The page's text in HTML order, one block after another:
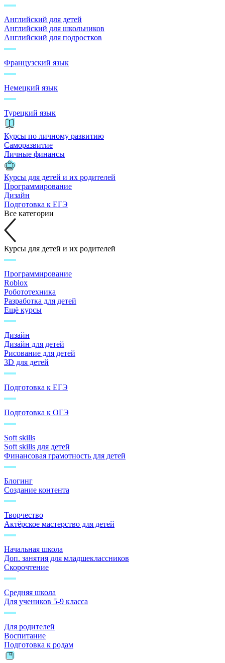
Английский для детей
Английский для школьников
Английский для подростков
Французский язык
Немецкий язык
Турецкий язык
Курсы по личному развитию
Саморазвитие
Личные финансы
Курсы для детей и их родителей
Программирование
Дизайн
Подготовка к ЕГЭ
Все категории
Курсы для детей и их родителей
Программирование
Roblox
Робототехника
Разработка для детей
Ещё курсы
Дизайн
Дизайн для детей
Рисование для детей
3D для детей
Подготовка к ЕГЭ
Подготовка к ОГЭ
Soft skills
Soft skills для детей
Финансовая грамотность для детей
Блогинг
Создание контента
Творчество
Актёрское мастерство для детей
Начальная школа
Доп. занятия для младшеклассников
Скорочтение
Средняя школа
Для учеников 5-9 класса
Для родителей
Воспитание
Подготовка к родам